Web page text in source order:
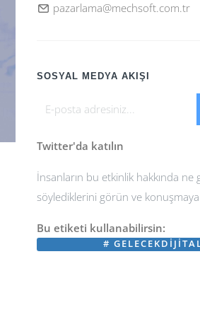
pazarlama@mechsoft.com.tr
SOSYAL MEDYA AKIŞI
Twitter'da katılın
İnsanların bu etkinlik hakkında
söylediklerini görün ve konuşmaya
Bu etiketi kullanabilirsin:
#